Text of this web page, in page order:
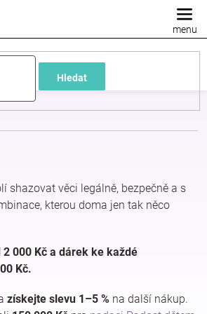
Hledat
shazovat věci legálně, bezpečně a s
kterou doma jen tak něco
000 Kč a dárek ke každé
Kč.
získejte slevu 1–5 % na další nákup.